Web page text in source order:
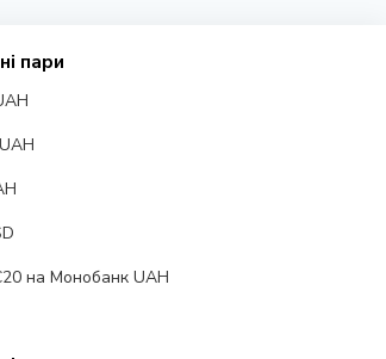
пари
на Монобанк UAH